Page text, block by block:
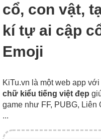
cổ, con vật,
kí tự ai cập
Emoji
KiTu.vn là một web app
chữ kiểu tiếng việt đẹp
game như FF, PUBG, Liên
...